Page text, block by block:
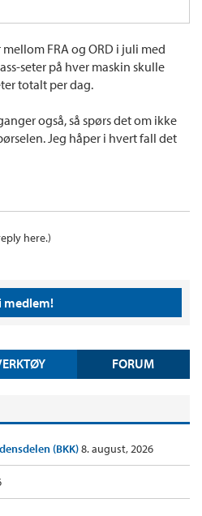
FRA og ORD i juli med
seter på hver maskin skulle
totalt per dag.
også, så spørs det om ikke
Jeg håper i hvert fall det
here.)
medlem!
FORUM
(BKK)8. august, 2026